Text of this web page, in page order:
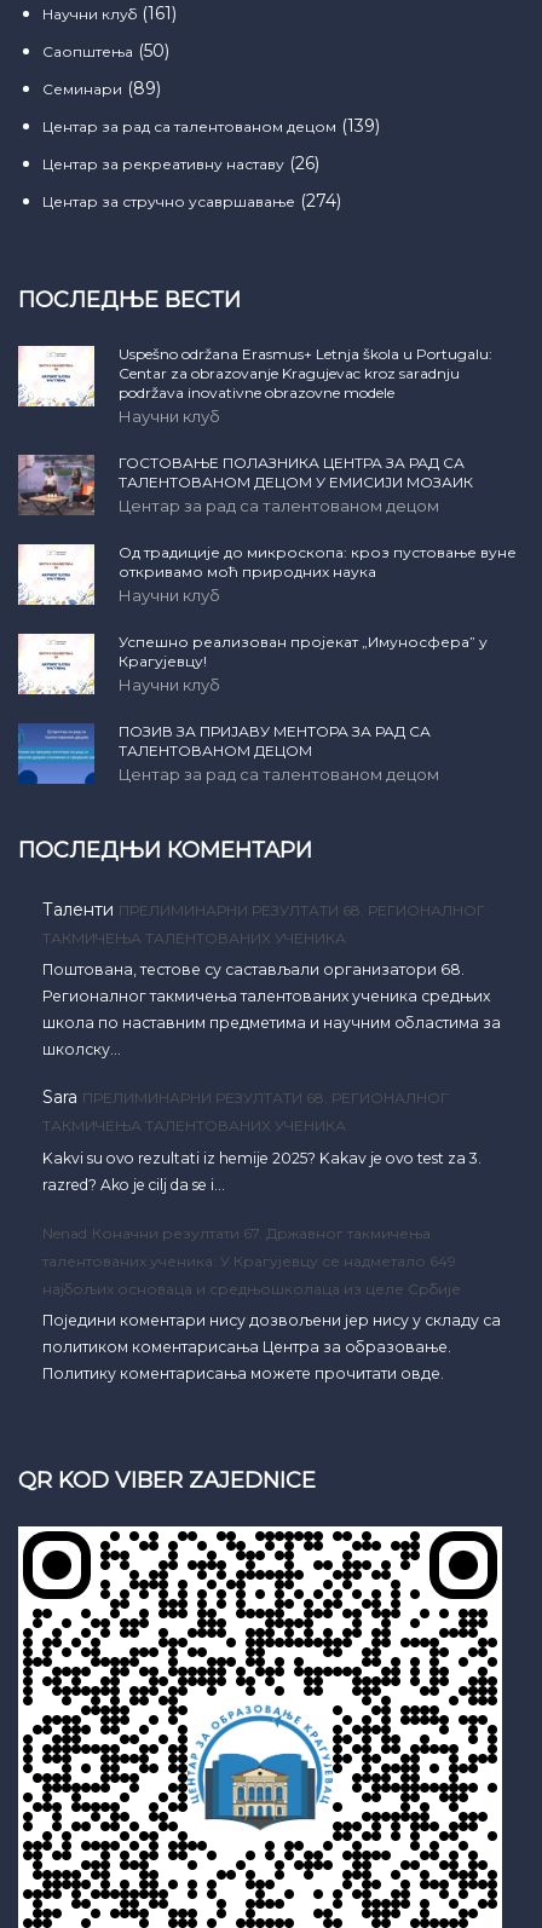
Научни клуб (161)
Саопштења (50)
Семинари (89)
Центар за рад са талентованом децом (139)
Центар за рекреативну наставу (26)
Центар за стручно усавршавање (274)
ПОСЛЕДЊЕ ВЕСТИ
Uspešno održana Erasmus+ Letnja škola u Portugalu:
Centar za obrazovanje Kragujevac kroz saradnju
podržava inovativne obrazovne modele
Научни клуб
ГОСТОВАЊЕ ПОЛАЗНИКА ЦЕНТРА ЗА РАД СА
ТАЛЕНТОВАНОМ ДЕЦОМ У ЕМИСИЈИ МОЗАИК
Центар за рад са талентованом децом
Од традиције до микроскопа: кроз пустовање вуне
откривамо моћ природних наука
Научни клуб
Успешно реализован пројекат „Имуносфера” у
Крагујевцу!
Научни клуб
ПОЗИВ ЗА ПРИЈАВУ МЕНТОРА ЗА РАД СА
ТАЛЕНТОВАНОМ ДЕЦОМ
Центар за рад са талентованом децом
ПОСЛЕДЊИ КОМЕНТАРИ
Таленти ПРЕЛИМИНАРНИ РЕЗУЛТАТИ 68. РЕГИОНАЛНОГ
ТАКМИЧЕЊА ТАЛЕНТОВАНИХ УЧЕНИКА
Поштована, тестове су састављали организатори 68.
Регионалног такмичења талентованих ученика средњих
школа по наставним предметима и научним областима за
школску…
Sara ПРЕЛИМИНАРНИ РЕЗУЛТАТИ 68. РЕГИОНАЛНОГ
ТАКМИЧЕЊА ТАЛЕНТОВАНИХ УЧЕНИКА
Kakvi su ovo rezultati iz hemije 2025? Kakav je ovo test za 3.
razred? Ako je cilj da se i…
Nenad Коначни резултати 67. Државног такмичења
талентованих ученика: У Крагујевцу се надметало 649
најбољих основаца и средњошколаца из целе Србије
Поједини коментари нису дозвољени јер нису у складу са
политиком коментарисања Центра за образовање.
Политику коментарисања можете прочитати овде.
QR KOD VIBER ZAJEDNICE